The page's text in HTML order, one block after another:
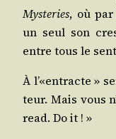
Mys­te­ries, où
un seul son
entre tous le
À l’«entracte »
teur. Mais vous
read. Do it ! »